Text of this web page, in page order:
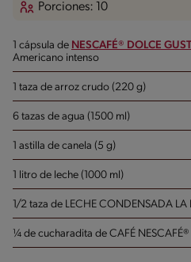
Porciones: 10
1 cápsula de NESCAFÉ® DOLCE
Americano intenso
1 taza de arroz crudo (220 g)
6 tazas de agua (1500 ml)
1 astilla de canela (5 g)
1 litro de leche (1000 ml)
1/2 taza de LECHE CONDENSADA LA
¼ de cucharadita de CAFÉ